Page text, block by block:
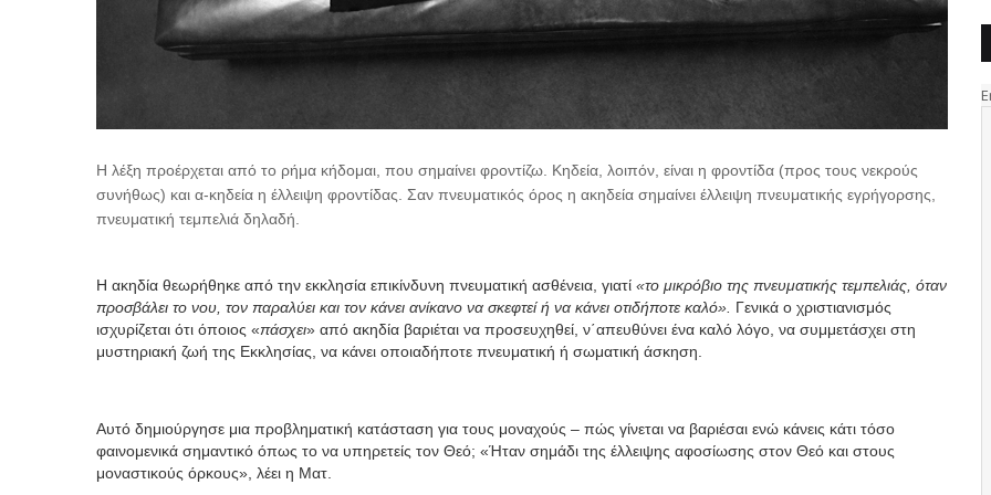
Η λέξη προέρχεται από το ρήμα κήδομαι, που σημαίνει φροντίζω. Κηδεία, λοιπόν, είναι η φροντίδα (προς τους νεκρούς
συνήθως) και α-κηδεία η έλλειψη φροντίδας. Σαν πνευματικός όρος η ακηδεία σημαίνει έλλειψη πνευματικής εγρήγορσης,
πνευματική τεμπελιά δηλαδή.
Η ακηδία θεωρήθηκε από την εκκλησία επικίνδυνη πνευματική ασθένεια, γιατί «το μικρόβιο της πνευματικής τεμπελιάς, όταν
προσβάλει το νου, τον παραλύει και τον κάνει ανίκανο να σκεφτεί ή να κάνει οτιδήποτε καλό». Γενικά ο χριστιανισμός
ισχυρίζεται ότι όποιος «πάσχει» από ακηδία βαριέται να προσευχηθεί, ν΄απευθύνει ένα καλό λόγο, να συμμετάσχει στη
μυστηριακή ζωή της Εκκλησίας, να κάνει οποιαδήποτε πνευματική ή σωματική άσκηση.
Αυτό δημιούργησε μια προβληματική κατάσταση για τους μοναχούς – πώς γίνεται να βαριέσαι ενώ κάνεις κάτι τόσο
φαινομενικά σημαντικό όπως το να υπηρετείς τον Θεό; «Ήταν σημάδι της έλλειψης αφοσίωσης στον Θεό και στους
μοναστικούς όρκους», λέει η Ματ.